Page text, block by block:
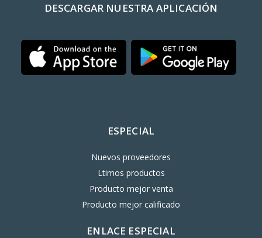
DESCARGAR NUESTRA APLICACIÓN
ESPECIAL
Nuevos proveedores
Ltimos productos
Producto mejor venta
Producto mejor calificado
ENLACE ESPECIAL